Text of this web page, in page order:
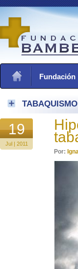
Fundación
TABAQUISMO
19
Jul | 2011
Por: